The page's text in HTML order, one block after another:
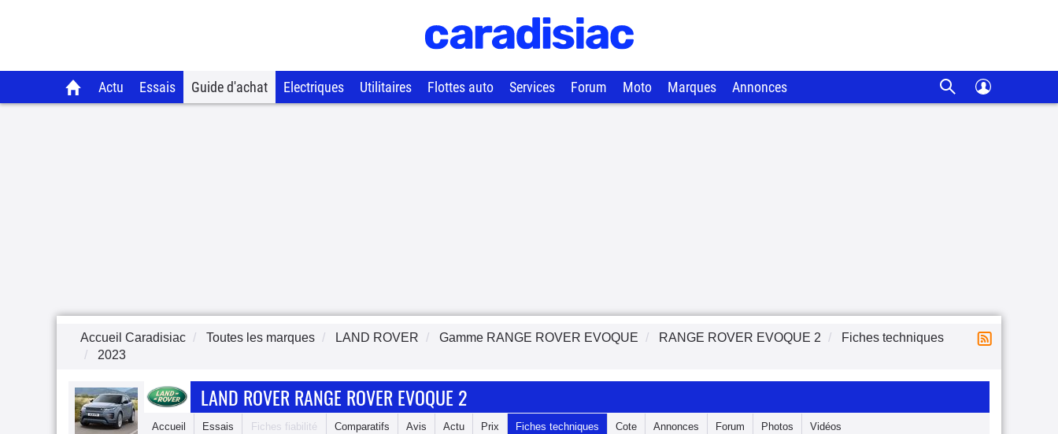
Actu Essais Guide d'achat Electriques Utilitaires Flottes auto Services Forum Moto Marques Annonces
Accueil Caradisiac Toutes les marques LAND ROVER Gamme RANGE ROVER EVOQUE RANGE ROVER EVOQUE 2
Fiches techniques
2023
LAND ROVER RANGE ROVER EVOQUE 2
Accueil Essais Fiches fiabilité Comparatifs Avis Actu Prix Fiches techniques Cote Annonces Forum Photos Vidéos